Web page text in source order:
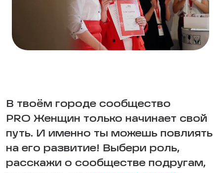
В твоём городе сообщество
PRO Женщин только начинает свой
путь. И именно ты можешь повлиять
на его развитие! Выбери роль,
расскажи о сообществе подругам,